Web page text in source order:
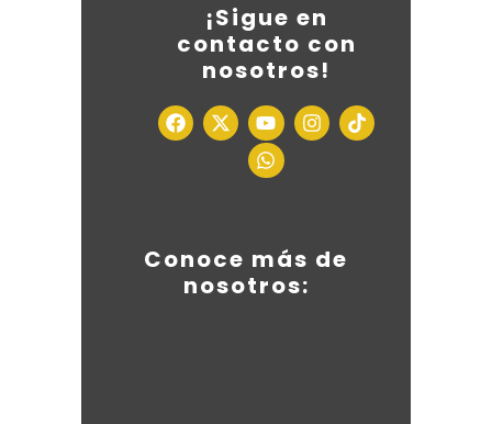
¡Sigue en
contacto con
nosotros!
Conoce más de
nosotros: